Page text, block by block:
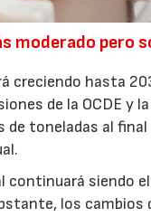
moderado pero
creciendo hasta
de la OCDE y
toneladas al
continuará siendo
los